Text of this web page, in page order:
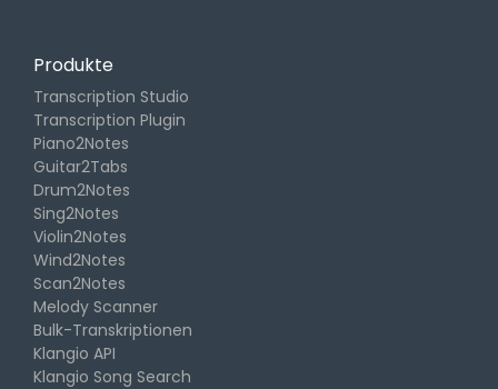
Produkte
Transcription Studio
Transcription Plugin
Piano2Notes
Guitar2Tabs
Drum2Notes
Sing2Notes
Violin2Notes
Wind2Notes
Scan2Notes
Melody Scanner
Bulk-Transkriptionen
Klangio API
Klangio Song Search